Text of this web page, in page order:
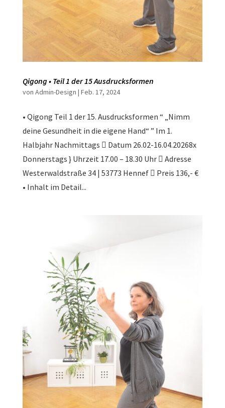
Qigong • Teil 1 der 15 Ausdrucksformen
von Admin-Design | Feb. 17, 2024
• Qigong Teil 1 der 15. Ausdrucksformen “ „Nimm
deine Gesundheit in die eigene Hand“ ” Im 1.
Halbjahr Nachmittags  Datum 26.02-16.04.20268x
Donnerstags } Uhrzeit 17.00 – 18.30 Uhr  Adresse
Westerwaldstraße 34 | 53773 Hennef  Preis 136,- €
• Inhalt im Detail...